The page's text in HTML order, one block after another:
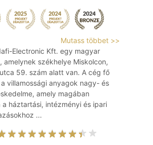
Mutass többet >>
Electronic Kft. egy magyar
amelynek székhelye Miskolcon,
59. szám alatt van. A cég fő
villamossági anyagok nagy- és
amely magában
a háztartási, intézményi és ipari
...